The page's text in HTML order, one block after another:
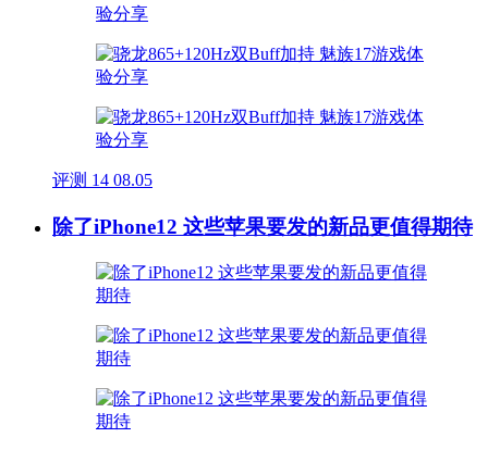
评测 14 08.05
除了iPhone12 这些苹果要发的新品更值得期待